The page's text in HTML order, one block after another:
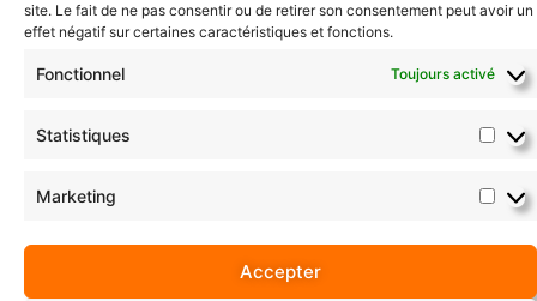
site. Le fait de ne pas consentir ou de retirer son consentement peut avoir un
effet négatif sur certaines caractéristiques et fonctions.
Fonctionnel Toujours activé
Statistiques
Marketing
Accepter
2017-2026 © intiationphoto.com | Tous droits réservés.